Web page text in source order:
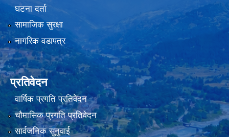
घटना दर्ता
सामाजिक सुरक्षा
नागरिक वडापत्र
प्रतिवेदन
वार्षिक प्रगति प्रतिवेदन
चौमासिक प्रगति प्रतिवेदन
सार्वजनिक सुनुवाई